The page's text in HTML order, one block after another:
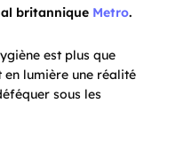
britannique Metro.
est plus que
lumière une réalité
sous les